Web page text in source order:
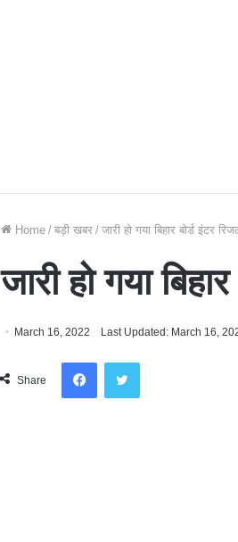
Home / बड़ी खबर / जारी हो गया बिहार बोर्ड इंटर
जारी हो गया
March 16, 2022 Last Updated: March 16,
Share